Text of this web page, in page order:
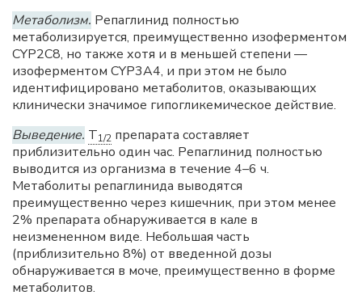
Метаболизм. Репаглинид полностью
метаболизируется, преимущественно изоферментом
CYP2C8, но также хотя и в меньшей степени —
изоферментом CYP3A4, и при этом не было
идентифицировано метаболитов, оказывающих
клинически значимое гипогликемическое действие.
Выведение. T1/2 препарата составляет
приблизительно один час. Репаглинид полностью
выводится из организма в течение 4–6 ч.
Метаболиты репаглинида выводятся
преимущественно через кишечник, при этом менее
2% препарата обнаруживается в кале в
неизмененном виде. Небольшая часть
(приблизительно 8%) от введенной дозы
обнаруживается в моче, преимущественно в форме
метаболитов.